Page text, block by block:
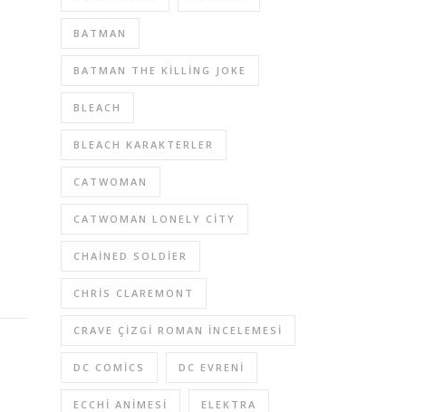
BATMAN
BATMAN THE KILLING JOKE
BLEACH
BLEACH KARAKTERLER
CATWOMAN
CATWOMAN LONELY CITY
CHAINED SOLDIER
CHRIS CLAREMONT
CRAVE ÇIZGI ROMAN INCELEMESI
DC COMICS DC EVRENI
ECCHI ANIMESI ELEKTRA